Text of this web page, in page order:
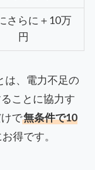
さらに＋10万
円
は、電力不足の
ことに協力す
で無条件で10
得です。